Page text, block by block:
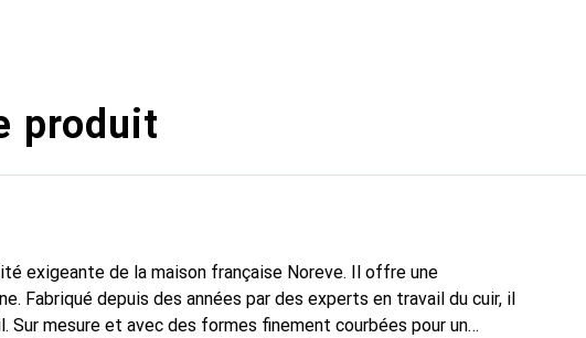
produit
exigeante de la maison française Noreve. Il offre une
Fabriqué depuis des années par des experts en travail du cuir, il
mesure et avec des formes finement courbées pour un